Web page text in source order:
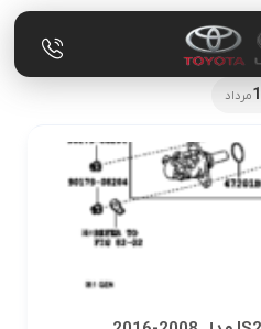
مرداد